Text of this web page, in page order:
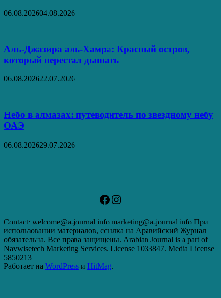
06.08.202604.08.2026
Аль‑Джазира аль‑Хамра: Красный остров,
который перестал дышать
06.08.202622.07.2026
Небо в алмазах: путеводитель по звездному небу
ОАЭ
06.08.202629.07.2026
Facebook
Instagram
Contact: welcome@a-journal.info marketing@a-journal.info При
использовании материалов, ссылка на Аравийский Журнал
обязательна. Все права защищены. Arabian Journal is a part of
Navwisetech Marketing Services. License 1033847. Media License
5850213
Работает на WordPress и HitMag.